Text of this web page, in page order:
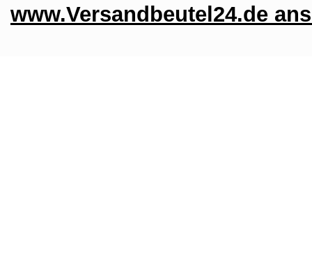
www.Versandbeutel24.de